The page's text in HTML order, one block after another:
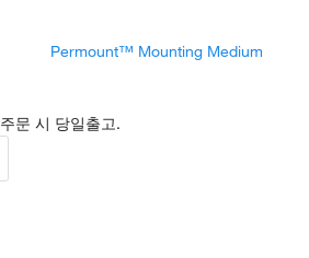
Permount™ Mounting Medium
문 시 당일출고.